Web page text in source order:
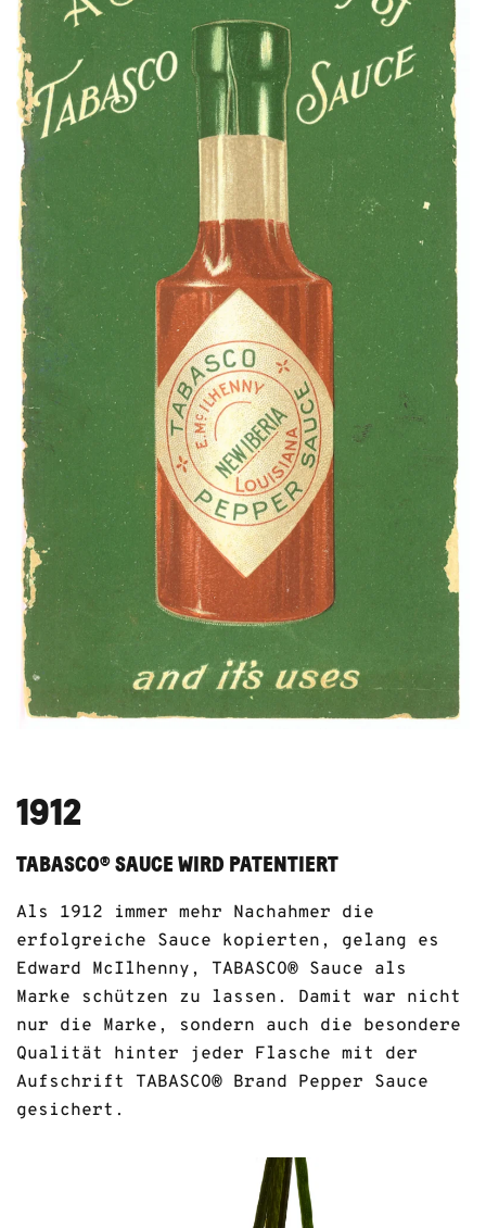
1912
TABASCO® SAUCE WIRD PATENTIERT
Als 1912 immer mehr Nachahmer die
erfolgreiche Sauce kopierten, gelang es
Edward McIlhenny, TABASCO® Sauce als
Marke schützen zu lassen. Damit war nicht
nur die Marke, sondern auch die besondere
Qualität hinter jeder Flasche mit der
Aufschrift TABASCO® Brand Pepper Sauce
gesichert.